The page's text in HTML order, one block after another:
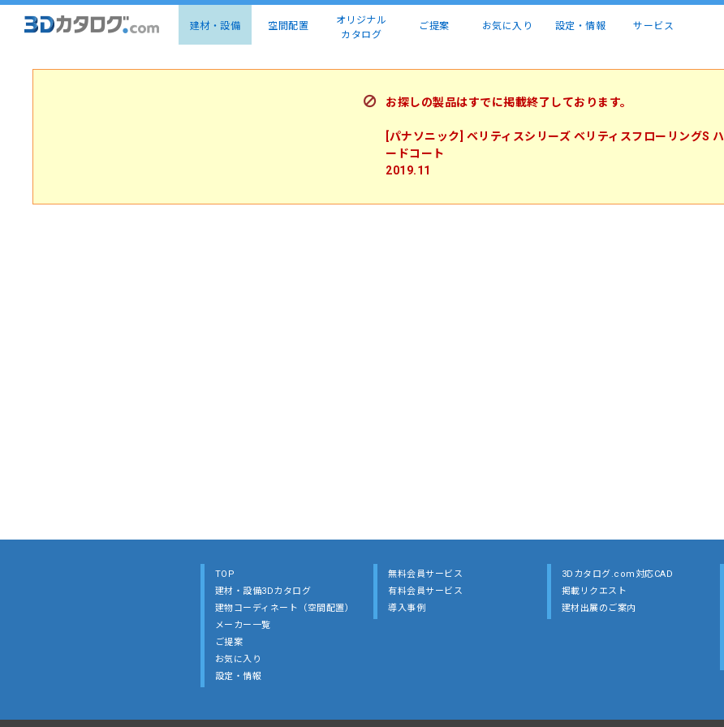
建材・設備 空間配置
オリジナル
カタログ
ご提案 お気に入り 設定・情報 サービス
お探しの製品はすでに掲載終了しております。
[パナソニック] ベリティスシリーズ ベリティスフローリングS ハ
ードコート
2019.11
TOP
建材・設備3Dカタログ
建物コーディネート（空間配置）
メーカー一覧
ご提案
お気に入り
設定・情報
無料会員サービス
有料会員サービス
導入事例
3Dカタログ.com対応CAD
掲載リクエスト
建材出展のご案内